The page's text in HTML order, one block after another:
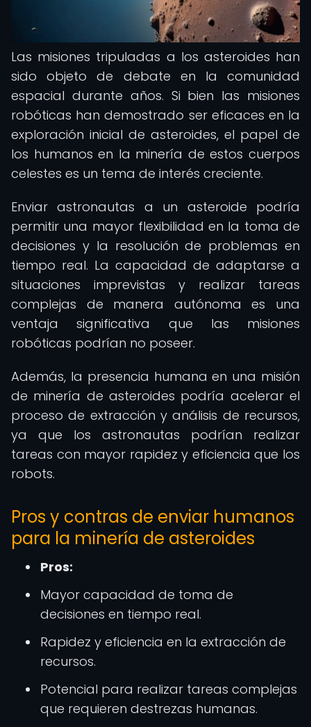
Las misiones tripuladas a los asteroides han
sido objeto de debate en la comunidad
espacial durante años. Si bien las misiones
robóticas han demostrado ser eficaces en la
exploración inicial de asteroides, el papel de
los humanos en la minería de estos cuerpos
celestes es un tema de interés creciente.
Enviar astronautas a un asteroide podría
permitir una mayor flexibilidad en la toma de
decisiones y la resolución de problemas en
tiempo real. La capacidad de adaptarse a
situaciones imprevistas y realizar tareas
complejas de manera autónoma es una
ventaja significativa que las misiones
robóticas podrían no poseer.
Además, la presencia humana en una misión
de minería de asteroides podría acelerar el
proceso de extracción y análisis de recursos,
ya que los astronautas podrían realizar
tareas con mayor rapidez y eficiencia que los
robots.
Pros y contras de enviar humanos
para la minería de asteroides
Pros:
Mayor capacidad de toma de
decisiones en tiempo real.
Rapidez y eficiencia en la extracción de
recursos.
Potencial para realizar tareas complejas
que requieren destrezas humanas.